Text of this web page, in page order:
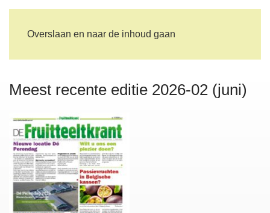
Overslaan en naar de inhoud gaan
De Fruitteeltkrant
Gratis per post
Artikelen & berichten
Advertenties &
Meest recente editie 2026-02 (juni)